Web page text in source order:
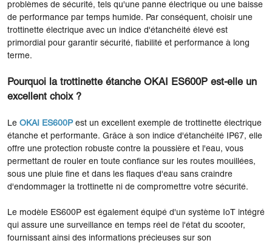
problèmes de sécurité, tels qu'une panne électrique ou une baisse
de performance par temps humide. Par conséquent, choisir une
trottinette électrique avec un indice d'étanchéité élevé est
primordial pour garantir sécurité, fiabilité et performance à long
terme.
Pourquoi la trottinette étanche OKAI ES600P est-elle un
excellent choix ?
Le OKAI ES600Pest un excellent exemple de trottinette électrique
étanche et performante. Grâce à son indice d'étanchéité IP67, elle
offre une protection robuste contre la poussière et l'eau, vous
permettant de rouler en toute confiance sur les routes mouillées,
sous une pluie fine et dans les flaques d'eau sans craindre
d'endommager la trottinette ni de compromettre votre sécurité.
Le modèle ES600P est également équipé d'un système IoT intégré
qui assure une surveillance en temps réel de l'état du scooter,
fournissant ainsi des informations précieuses sur son